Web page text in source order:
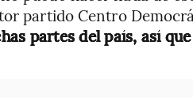
partido Centro
partes del país, así